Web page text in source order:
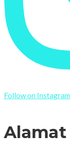
Follow on Instagram
Alamat